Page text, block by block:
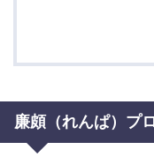
廉頗（れんぱ）プ